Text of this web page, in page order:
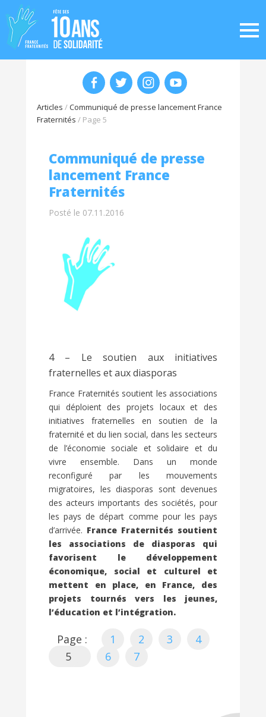
Articles /Communiqué de presse lancement France
Fraternités / Page 5
Communiqué de presse
lancement France
Fraternités
Posté le 07.11.2016
4 – Le soutien aux initiatives
fraternelles et aux diasporas
France Fraternités soutient les associations
qui déploient des projets locaux et des
initiatives fraternelles en soutien de la
fraternité et du lien social, dans les secteurs
de l’économie sociale et solidaire et du
vivre ensemble. Dans un monde
reconfiguré par les mouvements
migratoires, les diasporas sont devenues
des acteurs importants des sociétés, pour
les pays de départ comme pour les pays
d’arrivée. France Fraternités soutient
les associations de diasporas qui
favorisent le développement
économique, social et culturel et
mettent en place, en France, des
projets tournés vers les jeunes,
l’éducation et l’intégration.
Page : 1 2 3
4
5
6 7